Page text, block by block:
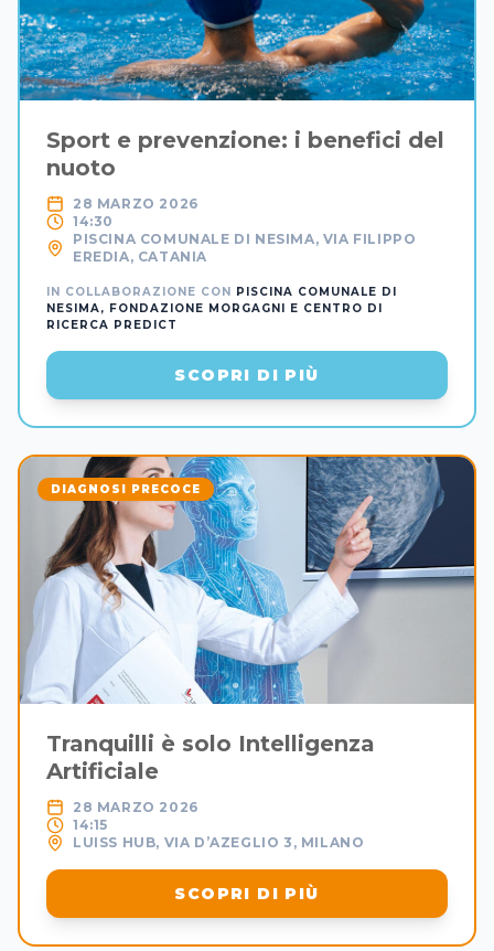
Sport e prevenzione: i benefici del
nuoto
28 MARZO 2026
14:30
PISCINA COMUNALE DI NESIMA, VIA FILIPPO
EREDIA, CATANIA
IN COLLABORAZIONE CON PISCINA COMUNALE DI
NESIMA, FONDAZIONE MORGAGNI E CENTRO DI
RICERCA PREDICT
SCOPRI DI PIÙ
DIAGNOSI PRECOCE
Tranquilli è solo Intelligenza
Artificiale
28 MARZO 2026
14:15
LUISS HUB, VIA D’AZEGLIO 3, MILANO
SCOPRI DI PIÙ